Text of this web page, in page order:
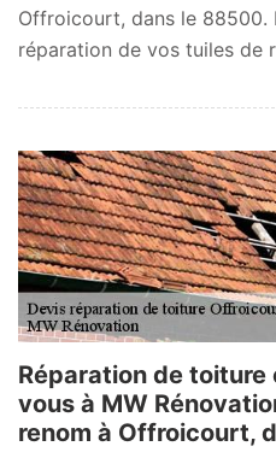
Offroicourt, dans le 88500.
réparation de vos tuiles de
Réparation de toiture
vous à MW
renom à Offroicourt,